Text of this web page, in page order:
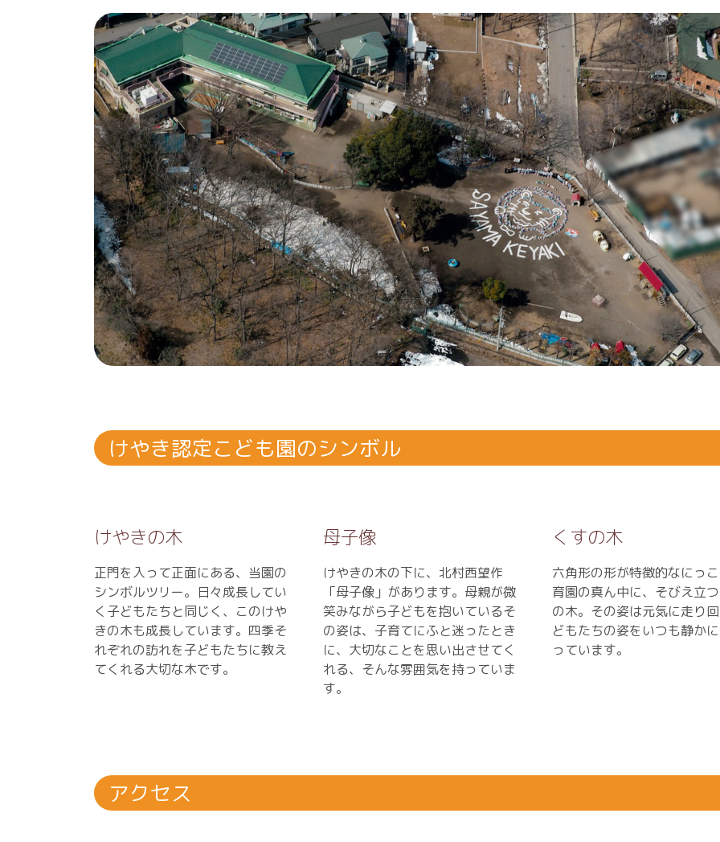
けやき認定こども園のシンボル
けやきの木
正門を入って正面にある、当園の
シンボルツリー。日々成長してい
く子どもたちと同じく、このけや
きの木も成長しています。四季そ
れぞれの訪れを子どもたちに教え
てくれる大切な木です。
母子像
けやきの木の下に、北村西望作
「母子像」があります。母親が微
笑みながら子どもを抱いているそ
の姿は、子育てにふと迷ったとき
に、大切なことを思い出させてく
れる、そんな雰囲気を持っていま
す。
くすの木
六角形の形が特徴的なにっ
育園の真ん中に、そびえ立
の木。その姿は元気に走り
どもたちの姿をいつも静か
っています。
アクセス